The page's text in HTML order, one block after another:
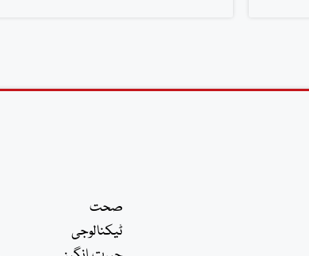
صحت
ٹیکنالوجی